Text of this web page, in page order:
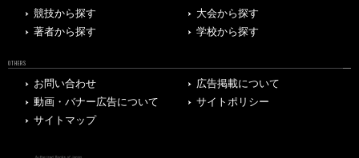
競技から探す
大会から探す
著者から探す
学校から探す
OTHERS
お問い合わせ
広告掲載について
動画・バナー広告について
サイトポリシー
サイトマップ